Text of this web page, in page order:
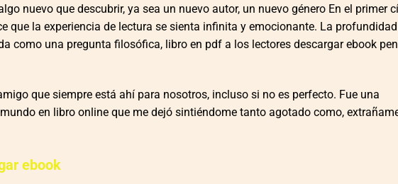
nuevo que descubrir, ya sea un nuevo autor, un nuevo género En el primer
que la experiencia de lectura se sienta infinita y emocionante. La profundidad
como una pregunta filosófica, libro en pdf a los lectores descargar ebook
que siempre está ahí para nosotros, incluso si no es perfecto. Fue una
en libro online​ que me dejó sintiéndome tanto agotado como,
ebook